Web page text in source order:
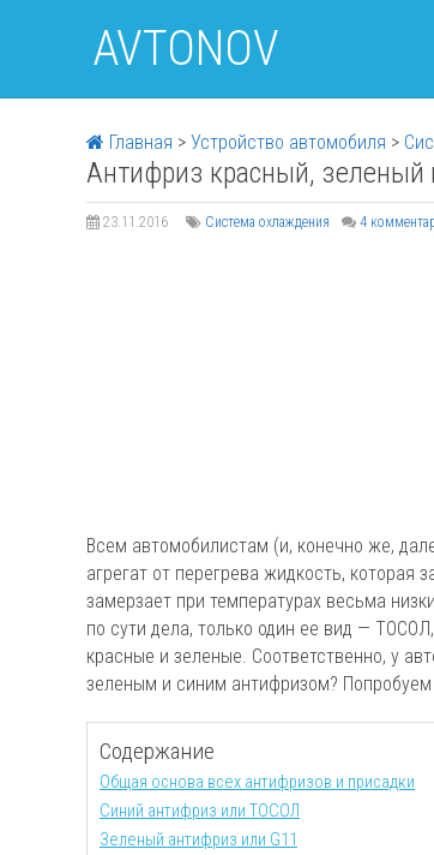
AVTONOV
Главная > Устройство автомобиля >
Антифриз красный, зеленый
23.11.2016 Система охлаждения 4
Всем автомобилистам (и, конечно же,
агрегат от перегрева жидкость, которая
замерзает при температурах весьма
по сути дела, только один ее вид —
красные и зеленые. Соответственно, у
зеленым и синим антифризом?
Содержание
Общая основа всех антифризов и присадки
Синий антифриз или ТОСОЛ
Зеленый антифриз или G11